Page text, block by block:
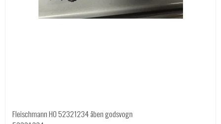
Fleischmann HO 52321234 åben godsvogn